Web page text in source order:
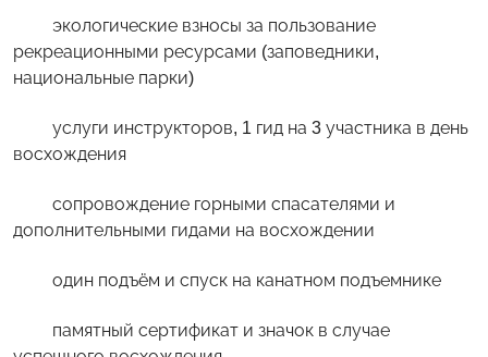
экологические взносы за пользование
рекреационными ресурсами (заповедники,
национальные парки)
услуги инструкторов, 1 гид на 3 участника в день
восхождения
сопровождение горными спасателями и
дополнительными гидами на восхождении
один подъём и спуск на канатном подъемнике
памятный сертификат и значок в случае